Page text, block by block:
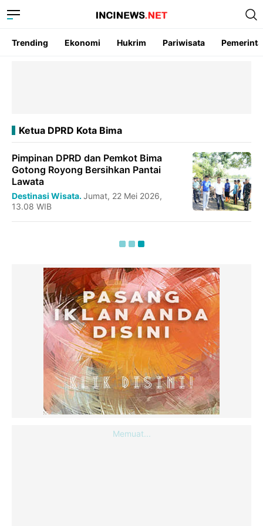
Trending Ekonomi Hukrim Pariwisata
Ketua DPRD Kota Bima
Pimpinan DPRD dan Pemkot Bima
Gotong Royong Bersihkan Pantai
Lawata
Destinasi Wisata.Jumat, 22 Mei 2026,
13.08 WIB
Memuat...